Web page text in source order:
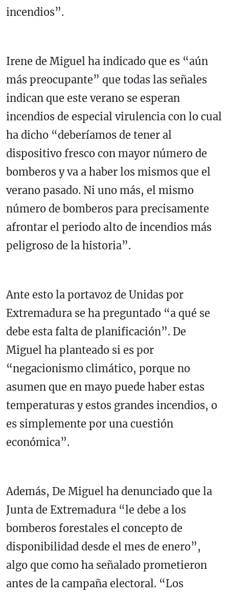
incendios”.
Irene de Miguel ha indicado que es “aún
más preocupante” que todas las señales
indican que este verano se esperan
incendios de especial virulencia con lo cual
ha dicho “deberíamos de tener al
dispositivo fresco con mayor número de
bomberos y va a haber los mismos que el
verano pasado. Ni uno más, el mismo
número de bomberos para precisamente
afrontar el periodo alto de incendios más
peligroso de la historia”.
Ante esto la portavoz de Unidas por
Extremadura se ha preguntado “a qué se
debe esta falta de planificación”. De
Miguel ha planteado si es por
“negacionismo climático, porque no
asumen que en mayo puede haber estas
temperaturas y estos grandes incendios, o
es simplemente por una cuestión
económica”.
Además, De Miguel ha denunciado que la
Junta de Extremadura “le debe a los
bomberos forestales el concepto de
disponibilidad desde el mes de enero”,
algo que como ha señalado prometieron
antes de la campaña electoral. “Los